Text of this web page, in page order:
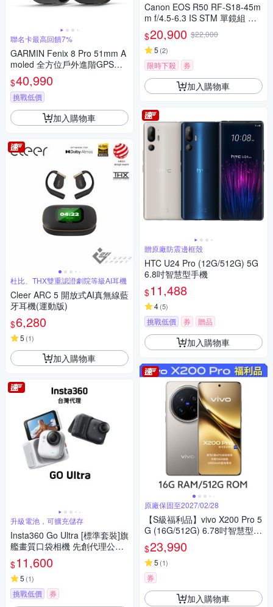
聯名卡最高回饋7%
GARMIN Fenix 8 Pro 51mm A
moled 全方位戶外進階GPS智
慧腕錶
$40,990
挑戰低價
加入購物車
杜比、THX雙重認證劇院等級AI耳機
Cleer ARC 5 開放式AI真無線藍
牙耳機(運動版)
$6,280
5 (1)
加入購物車
升級電池，可擴充儲存
Insta360 Go Ultra [標準套裝]旗
艦畫質口袋相機 先創代理公司
貨
$11,600
5 (1)
挑戰低價 券
Canon EOS R50 RF-S18-45m
m f/4.5-6.3 IS STM 單鏡組 公
司貨
$20,900 $22,000
5 (2)
限時下殺 券
加入購物車
贈原廠防震邊框殼
HTC U24 Pro (12G/512G) 5G
6.8吋智慧型手機
$11,488
4(5)
挑戰低價 券 贈品
加入購物車
原廠保固至2027/02/28
【S級福利品】vivo X200 Pro 5
G (16G/512G) 6.78吋智慧型手
機
$23,990
5 (1)
券
加入購物車